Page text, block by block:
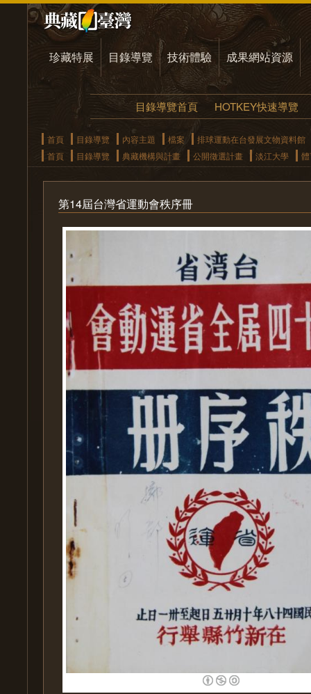
珍藏特展 目錄導覽 技術體驗 成果網站資源
目錄導覽首頁 HOTKEY快速導覽
首頁 目錄導覽 內容主題 檔案
排球運動在台發展文物資料館
首頁
目錄導覽 典藏機構與計畫 公開徵選計畫 淡江大學
第14屆台灣省運動會秩序冊